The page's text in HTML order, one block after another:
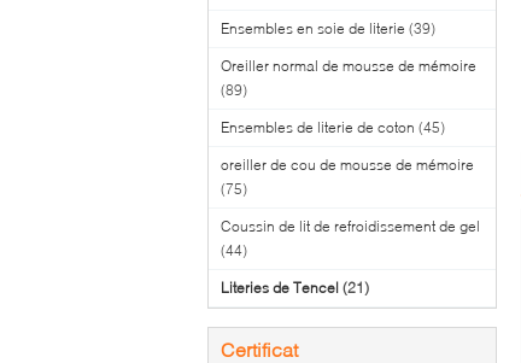
Ensembles en soie de literie (39)
Oreiller normal de mousse de mémoire
(89)
Ensembles de literie de coton (45)
oreiller de cou de mousse de mémoire
(75)
Coussin de lit de refroidissement de gel
(44)
Literies de Tencel (21)
Certificat